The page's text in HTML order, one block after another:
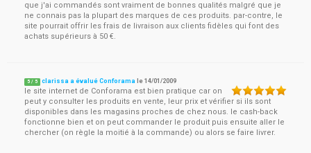
que j'ai commandés sont vraiment de bonnes qualités malgré que je
ne connais pas la plupart des marques de ces produits. par-contre, le
site pourrait offrir les frais de livraison aux clients fidèles qui font des
achats supérieurs à 50 €.
5 / 5 clarissa a évalué Conforama le14/01/2009
le site internet de Conforama est bien pratique car on
peut y consulter les produits en vente, leur prix et vérifier si ils sont
disponibles dans les magasins proches de chez nous. le cash-back
fonctionne bien et on peut commander le produit puis ensuite aller le
chercher (on règle la moitié à la commande) ou alors se faire livrer.